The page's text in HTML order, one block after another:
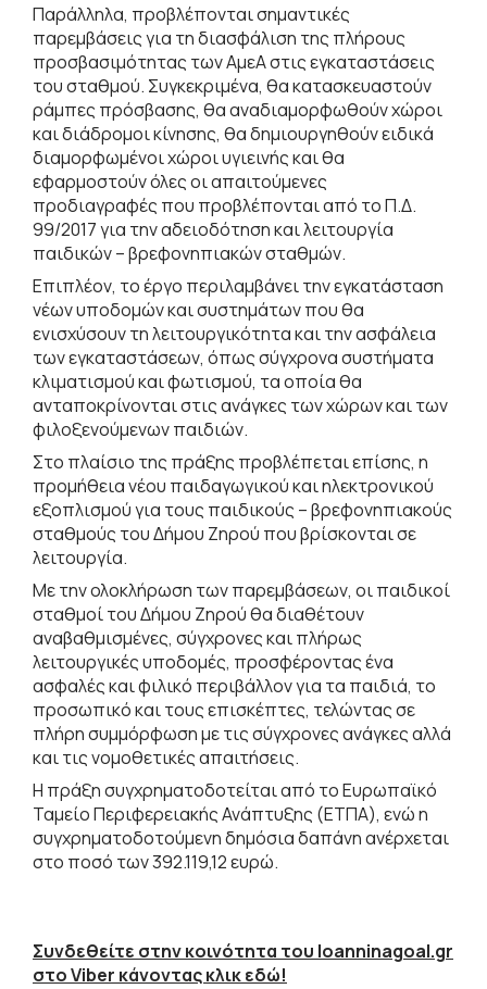
Παράλληλα, προβλέπονται σημαντικές
παρεμβάσεις για τη διασφάλιση της πλήρους
προσβασιμότητας των ΑμεΑ στις εγκαταστάσεις
του σταθμού. Συγκεκριμένα, θα κατασκευαστούν
ράμπες πρόσβασης, θα αναδιαμορφωθούν χώροι
και διάδρομοι κίνησης, θα δημιουργηθούν ειδικά
διαμορφωμένοι χώροι υγιεινής και θα
εφαρμοστούν όλες οι απαιτούμενες
προδιαγραφές που προβλέπονται από το Π.Δ.
99/2017 για την αδειοδότηση και λειτουργία
παιδικών – βρεφονηπιακών σταθμών.
Επιπλέον, το έργο περιλαμβάνει την εγκατάσταση
νέων υποδομών και συστημάτων που θα
ενισχύσουν τη λειτουργικότητα και την ασφάλεια
των εγκαταστάσεων, όπως σύγχρονα συστήματα
κλιματισμού και φωτισμού, τα οποία θα
ανταποκρίνονται στις ανάγκες των χώρων και των
φιλοξενούμενων παιδιών.
Στο πλαίσιο της πράξης προβλέπεται επίσης, η
προμήθεια νέου παιδαγωγικού και ηλεκτρονικού
εξοπλισμού για τους παιδικούς – βρεφονηπιακούς
σταθμούς του Δήμου Ζηρού που βρίσκονται σε
λειτουργία.
Με την ολοκλήρωση των παρεμβάσεων, οι παιδικοί
σταθμοί του Δήμου Ζηρού θα διαθέτουν
αναβαθμισμένες, σύγχρονες και πλήρως
λειτουργικές υποδομές, προσφέροντας ένα
ασφαλές και φιλικό περιβάλλον για τα παιδιά, το
προσωπικό και τους επισκέπτες, τελώντας σε
πλήρη συμμόρφωση με τις σύγχρονες ανάγκες αλλά
και τις νομοθετικές απαιτήσεις.
Η πράξη συγχρηματοδοτείται από το Ευρωπαϊκό
Ταμείο Περιφερειακής Ανάπτυξης (ΕΤΠΑ), ενώ η
συγχρηματοδοτούμενη δημόσια δαπάνη ανέρχεται
στο ποσό των 392.119,12 ευρώ.
Συνδεθείτε στην κοινότητα του Ioanninagoal.gr
στο Viber κάνοντας κλικ εδώ!